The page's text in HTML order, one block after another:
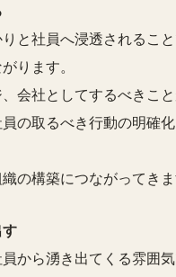
と社員へ浸透されるこ
ります。
会社としてするべきこ
の取るべき行動の明確
の構築につながってきま
す
から湧き出てくる雰囲気